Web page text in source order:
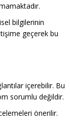
bilgilerinin
geçerek bu
içerebilir. Bu
sorumlu değildir.
önerilir.